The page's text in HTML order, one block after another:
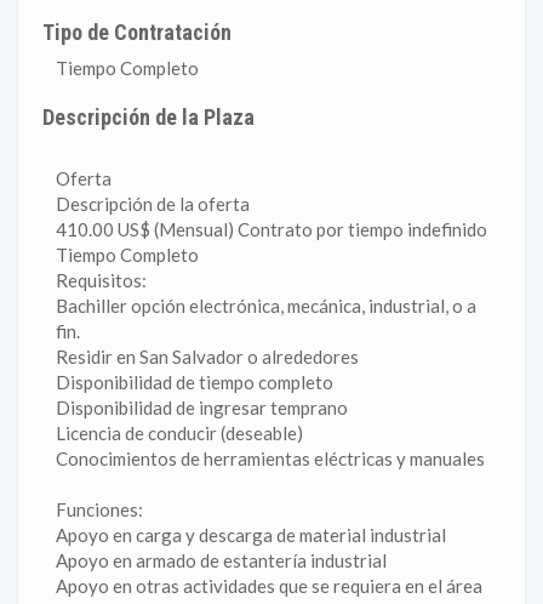
Tipo de Contratación
Tiempo Completo
Descripción de la Plaza
Oferta
Descripción de la oferta
410.00 US$ (Mensual) Contrato por tiempo indefinido
Tiempo Completo
Requisitos:
Bachiller opción electrónica, mecánica, industrial, o a
fin.
Residir en San Salvador o alrededores
Disponibilidad de tiempo completo
Disponibilidad de ingresar temprano
Licencia de conducir (deseable)
Conocimientos de herramientas eléctricas y manuales
Funciones:
Apoyo en carga y descarga de material industrial
Apoyo en armado de estantería industrial
Apoyo en otras actividades que se requiera en el área